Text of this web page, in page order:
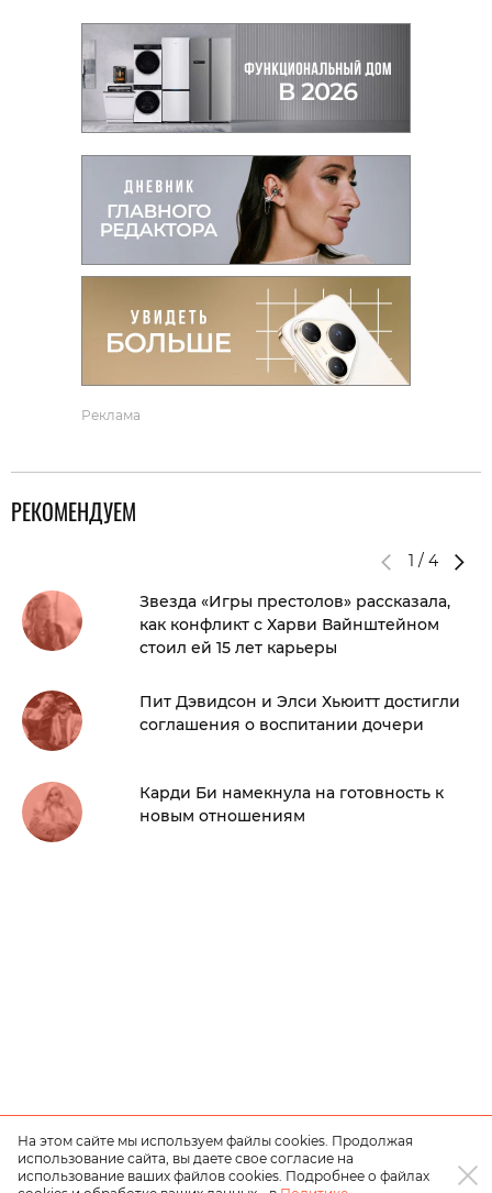
Реклама
РЕКОМЕНДУЕМ
1 / 4
Звезда «Игры престолов» рассказала,
как конфликт с Харви Вайнштейном
стоил ей 15 лет карьеры
Пит Дэвидсон и Элси Хьюитт достигли
соглашения о воспитании дочери
Карди Би намекнула на готовность к
новым отношениям
На этом сайте мы используем файлы cookies. Продолжая
использование сайта, вы даете свое согласие на
использование ваших файлов cookies. Подробнее о файлах